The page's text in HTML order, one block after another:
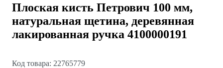
Плоская кисть Петрович 100 мм,
натуральная щетина, деревянная
лакированная ручка 4100000191
Код товара: 22765779